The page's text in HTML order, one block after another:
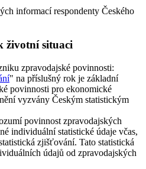
informací respondenty Českého
životní situaci
zpravodajské povinnosti:
" na příslušný rok je základní
povinnosti pro ekonomické
vyzvány Českým statistickým
povinnost zpravodajských
individuální statistické údaje včas,
zjišťování. Tato statistická
údajů od zpravodajských